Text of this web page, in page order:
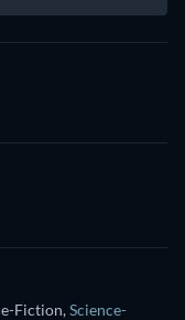
Fiction,Science-